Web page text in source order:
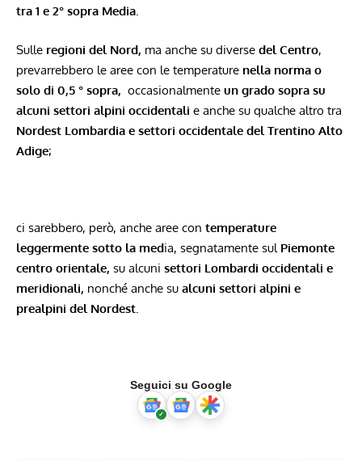
tra 1 e 2° sopra Media.
Sulle regioni del Nord, ma anche su diverse del Centro,
prevarrebbero le aree con le temperature nella norma o
solo di 0,5 ° sopra, occasionalmente un grado sopra su
alcuni settori alpini occidentali e anche su qualche altro tra
Nordest Lombardia e settori occidentale del Trentino Alto
Adige;
ci sarebbero, però, anche aree con temperature
leggermente sotto la media, segnatamente sul Piemonte
centro orientale, su alcuni settori Lombardi occidentali e
meridionali, nonché anche su alcuni settori alpini e
prealpini del Nordest.
Seguici su Google